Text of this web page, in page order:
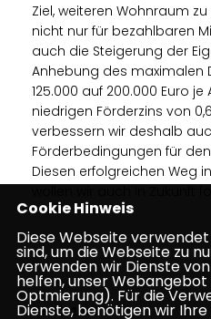
Ziel, weiteren Wohnraum
nicht nur für bezahlbaren
auch die Steigerung der
Anhebung des maximalen
125.000 auf 200.000 Euro
niedrigen Förderzins von
verbessern wir deshalb
Förderbedingungen für
Diesen erfolgreichen Weg
08.02.2023
Cookie Hinweis
Diese Webseite
sind, um die Webseite zu
verwenden wir Dienste
helfen, unser
Optmierung). Für die
Dienste, benötigen wir Ihre